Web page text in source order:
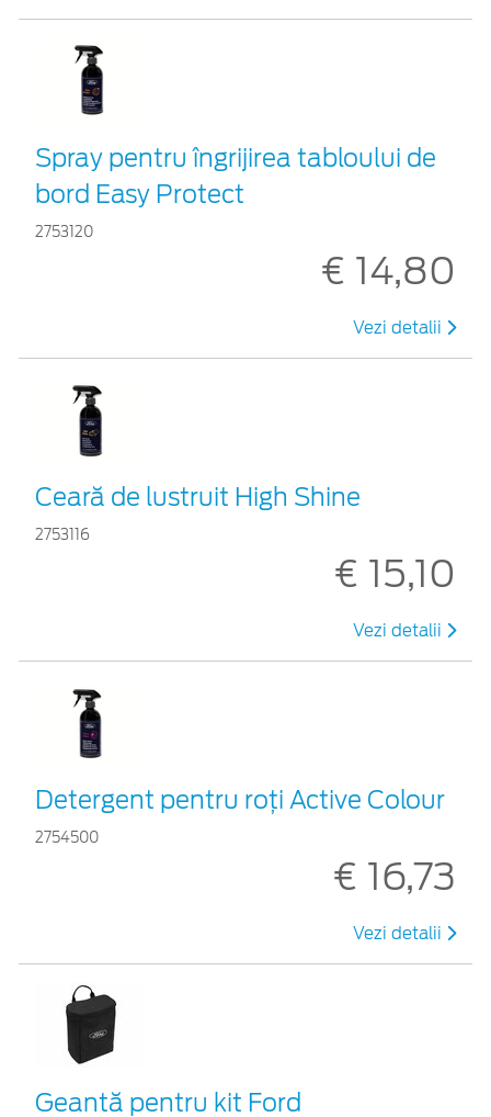
Spray pentru îngrijirea tabloului de
bord Easy Protect
2753120
€ 14,80
Vezi detalii
Ceară de lustruit High Shine
2753116
€ 15,10
Vezi detalii
Detergent pentru roți Active Colour
2754500
€ 16,73
Vezi detalii
Geantă pentru kit Ford